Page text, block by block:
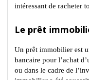
intéressant de racheter
Le prêt
Un prêt immobilier est
bancaire pour l’achat
ou dans le cadre de